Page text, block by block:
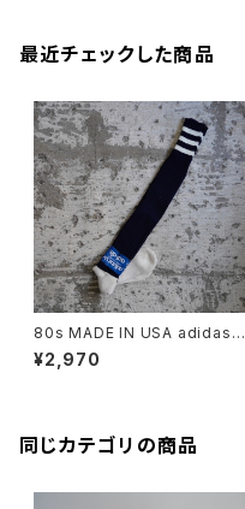
最近チェックした商品
80s MADE IN USA adidas s
occer socks
¥2,970
同じカテゴリの商品